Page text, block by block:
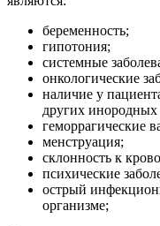
беременность;
гипотония;
системные
онкологические
наличие у
других инородных
геморрагические
менструация;
склонность к
психические
острый
организме;